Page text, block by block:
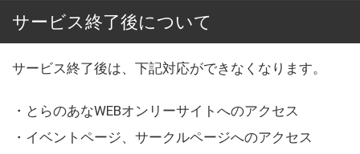
サービス終了後について
サービス終了後は、下記対応ができなくなります。
・とらのあなWEBオンリーサイトへのアクセス
・イベントページ、サークルページへのアクセス